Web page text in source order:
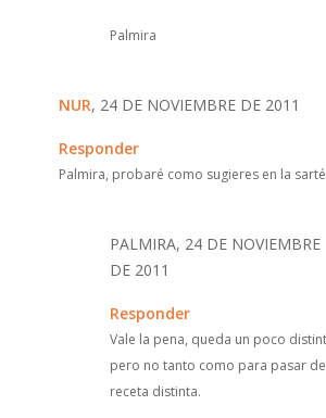
Palmira
NUR, 24 DE NOVIEMBRE DE 2011
Responder
Palmira, probaré como sugieres en la
PALMIRA, 24 DE NOVIEMBRE
DE 2011
Responder
Vale la pena, queda un poco
pero no tanto como para pasar
receta distinta.